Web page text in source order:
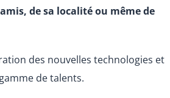
de sa localité ou même de
des nouvelles technologies et
de talents.